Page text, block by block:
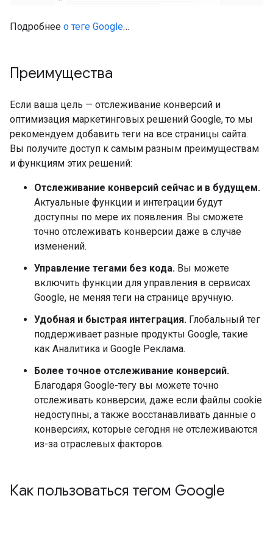
Подробнее о теге Google…
Преимущества
Если ваша цель — отслеживание конверсий и
оптимизация маркетинговых решений Google, то мы
рекомендуем добавить теги на все страницы сайта.
Вы получите доступ к самым разным преимуществам
и функциям этих решений:
Отслеживание конверсий сейчас и в будущем.
Актуальные функции и интеграции будут
доступны по мере их появления. Вы сможете
точно отслеживать конверсии даже в случае
изменений.
Управление тегами без кода. Вы можете
включить функции для управления в сервисах
Google, не меняя теги на странице вручную.
Удобная и быстрая интеграция. Глобальный тег
поддерживает разные продукты Google, такие
как Аналитика и Google Реклама.
Более точное отслеживание конверсий.
Благодаря Google-тегу вы можете точно
отслеживать конверсии, даже если файлы cookie
недоступны, а также восстанавливать данные о
конверсиях, которые сегодня не отслеживаются
из-за отраслевых факторов.
Как пользоваться тегом Google